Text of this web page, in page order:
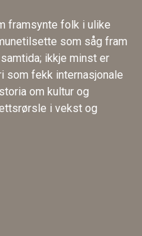
framsynte folk i ulike
som såg fram
ikkje minst er
som fekk internasjonale
om kultur og
i vekst og